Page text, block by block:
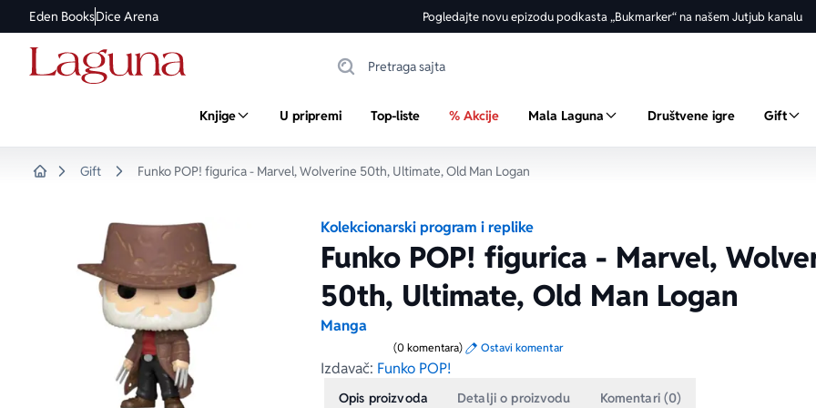
Eden BooksDice Arena Pogledajte novu epizodu podkasta „Bukmarker“ na našem Jutjub kanalu
Knjige U pripremi Top-liste % Akcije Mala Laguna Društvene igre Gift
Gift Funko POP! figurica - Marvel, Wolverine 50th, Ultimate, Old Man Logan
Kolekcionarski program i replike
Funko POP! figurica - Marvel,
50th, Ultimate, Old Man Logan
Manga
(0 komentara) Ostavi komentar
Izdavač: Funko POP!
Opis proizvoda Detalji o proizvodu Komentari (0)